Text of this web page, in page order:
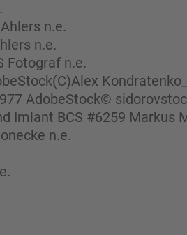
n.e.
n.e.
Fotograf n.e.
AdobeStock©
Imlant BCS #6259 Markus
n.e.